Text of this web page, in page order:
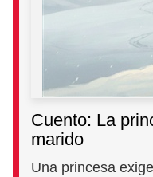
Cuento: La
marido
Una princesa